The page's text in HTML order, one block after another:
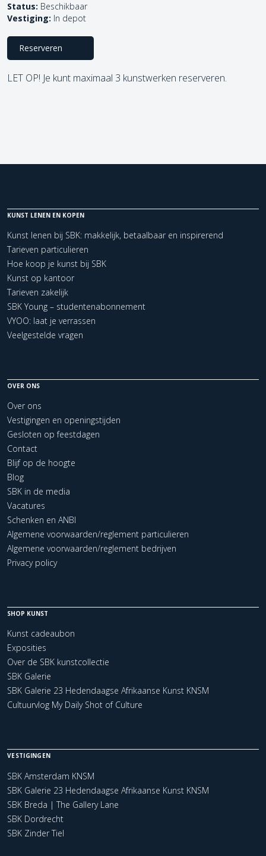
Status: Beschikbaar
Vestiging: In depot
Reserveren
LET OP! Je kunt maximaal 3 kunstwerken reserveren.
KUNST LENEN EN KOPEN
Kunst lenen bij SBK: makkelijk, betaalbaar en inspirerend
Tarieven particulieren
Hoe koop je kunst bij SBK
Kunst op kantoor
Tarieven zakelijk
SBK Young – studentenabonnement
VYOO: laat je verrassen
Veelgestelde vragen
OVER ONS
Over ons
Vestigingen en openingstijden
Gesloten op feestdagen
Contact
Blijf op de hoogte
Blog
SBK in de media
Vacatures
Schenken en ANBI
Algemene voorwaarden/reglement particulieren
Algemene voorwaarden/reglement bedrijven
Privacy policy
SHOP KUNST
Kunst cadeaubon
Exposities
Over de SBK kunstcollectie
SBK Galerie
SBK Galerie 23 Hedendaagse Afrikaanse Kunst KNSM
Cultuurvlog My Daily Shot of Culture
VESTIGINGEN
SBK Amsterdam KNSM
SBK Galerie 23 Hedendaagse Afrikaanse Kunst KNSM
SBK Breda | The Gallery Lane
SBK Dordrecht
SBK Zinder Tiel